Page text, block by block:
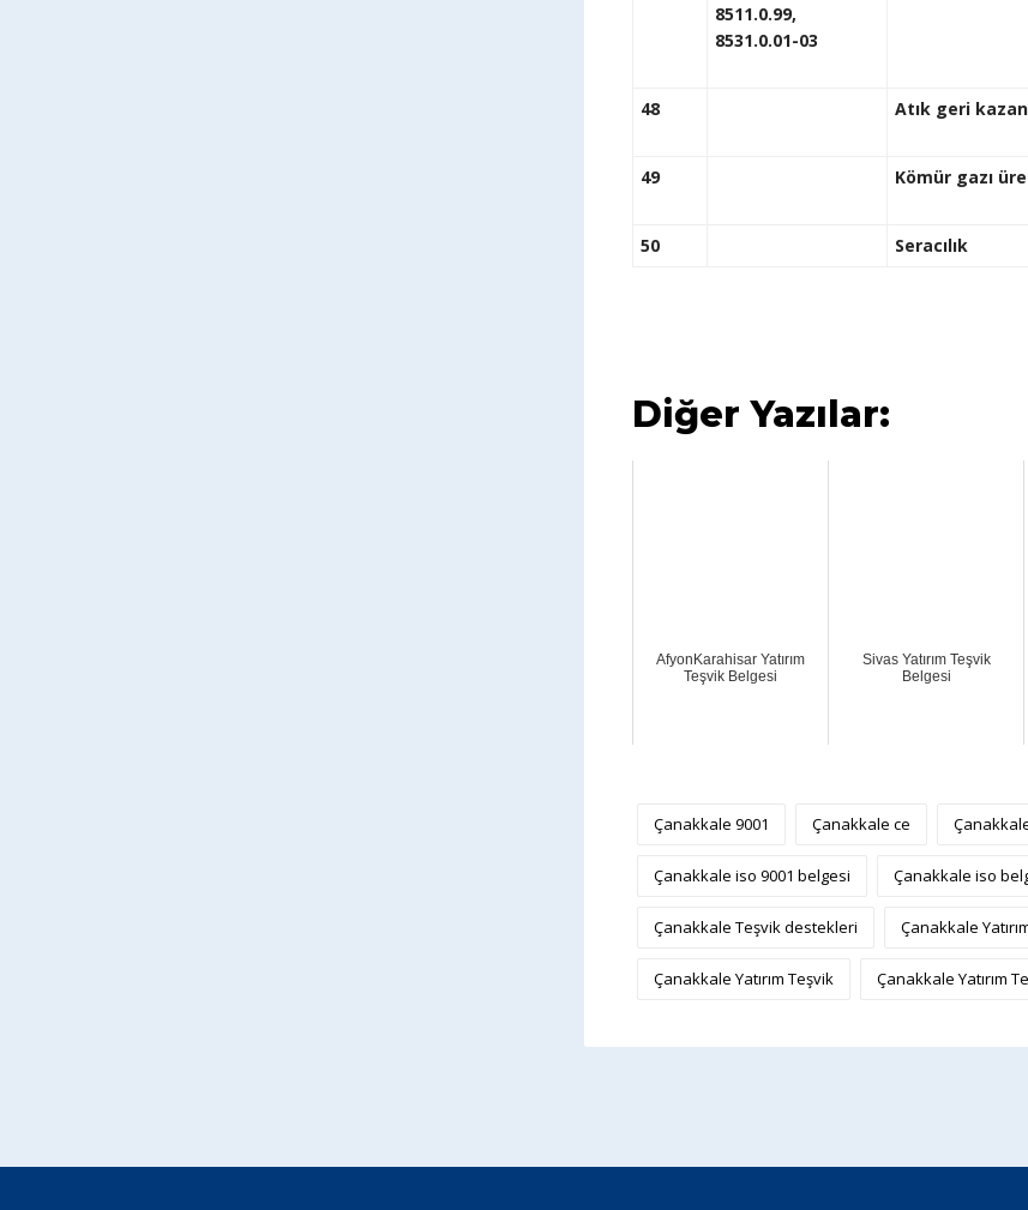
8511.0.99,
8531.0.01-03
48 Atık geri
49 Kömür gazı
50 Seracılık
Diğer Yazılar:
AfyonKarahisar Yatırım
Teşvik Belgesi
Sivas Yatırım Teşvik
Belgesi
Çanakkale 9001 Çanakkale ce
Çanakkale iso 9001 belgesi Çanakkale iso
Çanakkale Teşvik destekleri Çanakkale
Çanakkale Yatırım Teşvik Çanakkale Yatırım